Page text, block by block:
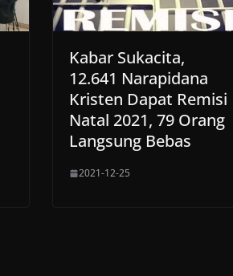
Kabar Sukacita,
12.641 Narapidana
Kristen Dapat Remisi
Natal 2021, 79 Orang
Langsung Bebas
2021-12-25